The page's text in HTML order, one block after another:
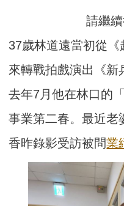
請繼
37歲林道遠當初從
來轉戰拍戲演出《新
去年7月他在林口的
事業第二春。最近老
香昨錄影受訪被問業